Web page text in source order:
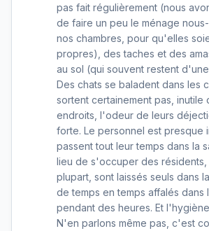
pas fait régulièrement (nous
de faire un peu le ménage
nos chambres, pour qu'elles
propres), des taches et des
au sol (qui souvent restent
Des chats se baladent dans les
sortent certainement pas, inutile
endroits, l'odeur de leurs
forte. Le personnel est presque
passent tout leur temps dans la
lieu de s'occuper des résidents,
plupart, sont laissés seuls dans
de temps en temps affalés dans
pendant des heures. Et
N'en parlons même pas, c'est